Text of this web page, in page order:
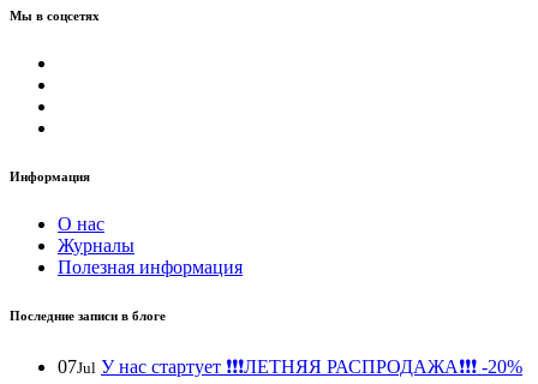
Мы в соцсетях
Информация
О нас
Журналы
Полезная информация
Последние записи в блоге
07Jul У нас стартует ❗️❗️❗️ЛЕТНЯЯ РАСПРОДАЖА❗️❗️❗️ -20%